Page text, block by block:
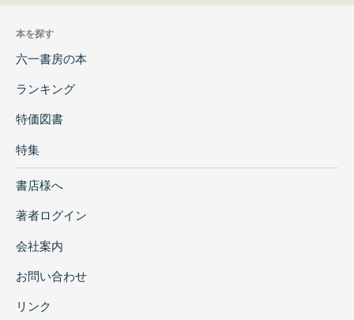
本を探す
六一書房の本
ランキング
特価図書
特集
書店様へ
著者ログイン
会社案内
お問い合わせ
リンク